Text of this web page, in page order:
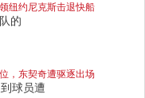
纽约尼克斯击退快船
的
，东契奇遭驱逐出场
球员遭